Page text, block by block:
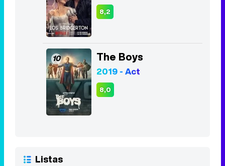
8,2
10 The Boys
2019 - Act
8,0
Listas